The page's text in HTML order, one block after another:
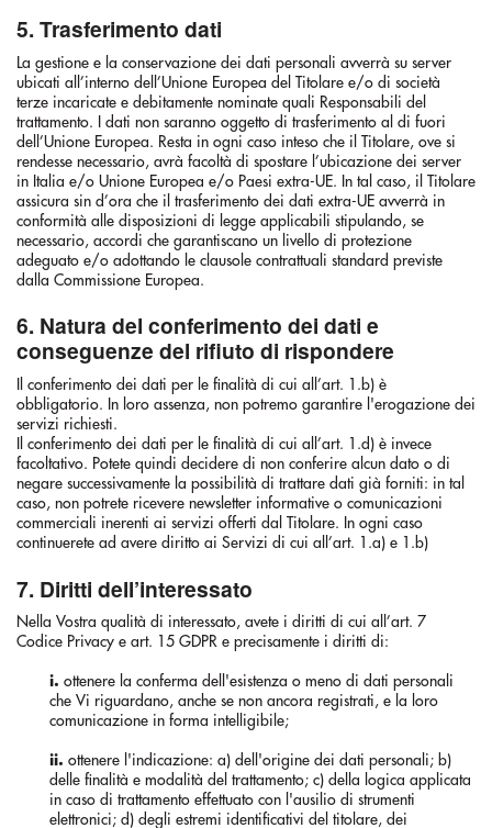
5. Trasferimento dati
La gestione e la conservazione dei dati personali avverrà su server
ubicati all’interno dell’Unione Europea del Titolare e/o di società
terze incaricate e debitamente nominate quali Responsabili del
trattamento. I dati non saranno oggetto di trasferimento al di fuori
dell’Unione Europea. Resta in ogni caso inteso che il Titolare, ove si
rendesse necessario, avrà facoltà di spostare l’ubicazione dei server
in Italia e/o Unione Europea e/o Paesi extra-UE. In tal caso, il Titolare
assicura sin d’ora che il trasferimento dei dati extra-UE avverrà in
conformità alle disposizioni di legge applicabili stipulando, se
necessario, accordi che garantiscano un livello di protezione
adeguato e/o adottando le clausole contrattuali standard previste
dalla Commissione Europea.
6. Natura del conferimento dei dati e
conseguenze del rifiuto di rispondere
Il conferimento dei dati per le finalità di cui all’art. 1.b) è
obbligatorio. In loro assenza, non potremo garantire l'erogazione dei
servizi richiesti.
Il conferimento dei dati per le finalità di cui all’art. 1.d) è invece
facoltativo. Potete quindi decidere di non conferire alcun dato o di
negare successivamente la possibilità di trattare dati già forniti: in tal
caso, non potrete ricevere newsletter informative o comunicazioni
commerciali inerenti ai servizi offerti dal Titolare. In ogni caso
continuerete ad avere diritto ai Servizi di cui all’art. 1.a) e 1.b)
7. Diritti dell’interessato
Nella Vostra qualità di interessato, avete i diritti di cui all’art. 7
Codice Privacy e art. 15 GDPR e precisamente i diritti di:
i. ottenere la conferma dell'esistenza o meno di dati personali
che Vi riguardano, anche se non ancora registrati, e la loro
comunicazione in forma intelligibile;
ii. ottenere l'indicazione: a) dell'origine dei dati personali; b)
delle finalità e modalità del trattamento; c) della logica applicata
in caso di trattamento effettuato con l'ausilio di strumenti
elettronici; d) degli estremi identificativi del titolare, dei